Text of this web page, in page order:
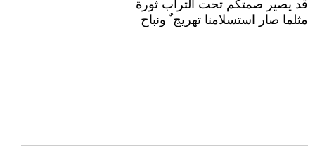
قد يصير صمتكم تحت التراب ثورة
مثلما صار استسلامنا تهريج ٌ ونباح